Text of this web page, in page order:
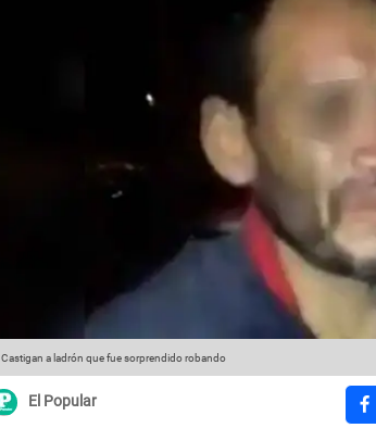
Castigan a ladrón que fue sorprendido robando
El Popular